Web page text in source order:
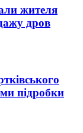
жителя
дров
підробки